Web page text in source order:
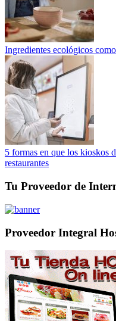
Ingredientes ecológicos
5 formas en que los kioskos
restaurantes
Tu Proveedor de
Proveedor Integral